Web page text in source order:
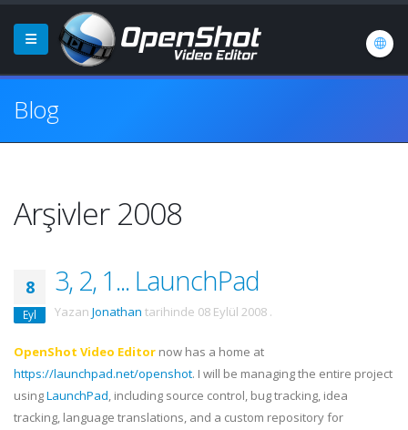
Blog
Arşivler 2008
8
Eyl
3, 2, 1... LaunchPad
Yazan Jonathan tarihinde 08 Eylül 2008 .
OpenShot Video Editor now has a home at
https://launchpad.net/openshot. I will be managing the entire project
usingLaunchPad, including source control, bug tracking, idea
tracking, language translations, and a custom repository for